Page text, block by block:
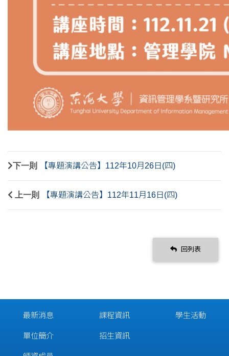
下一則 【專題演講公告】112年10月26日(四)
上一則 【專題演講公告】112年11月16日(四)
回列表
最新消息
單位簡介
課程資訊
招生資訊
學生活動